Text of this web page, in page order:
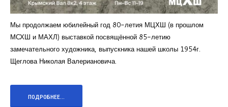
Мы продолжаем юбилейный год 80-летия МЦХШ (в прошлом
МСХШ и МАХЛ) выставкой посвящённой 85-летию
замечательного художника, выпускника нашей школы 1954г.
Щеглова Николая Валериановича.
ПОДРОБНЕЕ...